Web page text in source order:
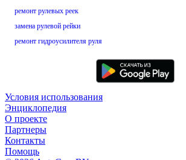
ремонт рулевых реек
замена рулевой рейки
ремонт гидроусилителя руля
Условия использования
Энциклопедия
О проекте
Партнеры
Контакты
Помощь